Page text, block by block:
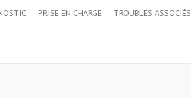
PRISE EN CHARGE TROUBLES ASSOCIÉS